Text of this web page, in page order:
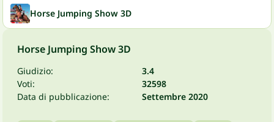
Horse Jumping Show 3D
Horse Jumping Show 3D
Giudizio:
3.4
Voti:
32598
Data di pubblicazione:
Settembre 2020